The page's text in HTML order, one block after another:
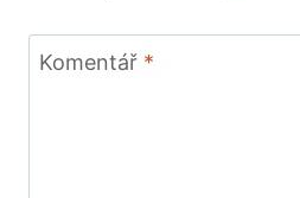
Komentář *